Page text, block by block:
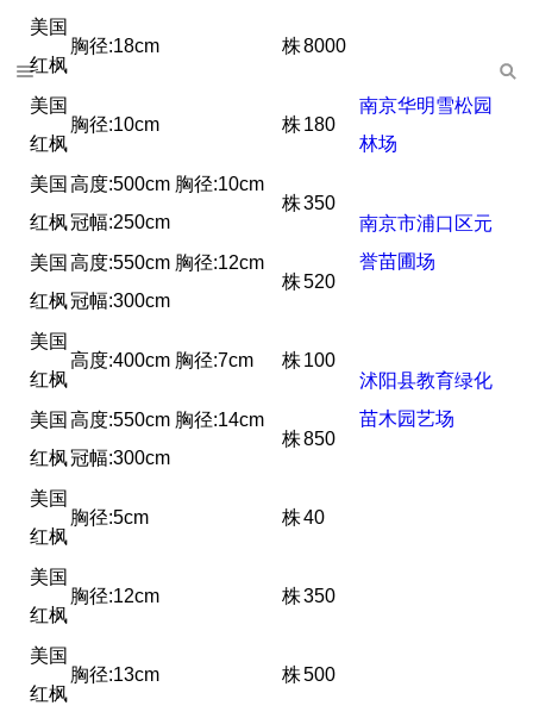
美国
红枫
胸径:18cm 株8000
美国
红枫
胸径:10cm 株180
南京华明雪松园
林场
美国
红枫
高度:500cm 胸径:10cm
冠幅:250cm
株350
南京市浦口区元
誉苗圃场
美国
红枫
高度:550cm 胸径:12cm
冠幅:300cm
株520
美国
红枫
高度:400cm 胸径:7cm 株100
沭阳县教育绿化
苗木园艺场
美国
红枫
高度:550cm 胸径:14cm
冠幅:300cm
株850
美国
红枫
胸径:5cm 株40
美国
红枫
胸径:12cm 株350
美国
红枫
胸径:13cm 株500